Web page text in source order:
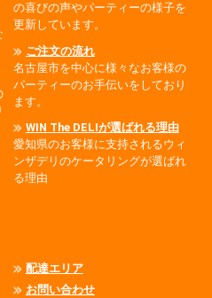
の喜びの声やパーティーの様子を
更新しています。
ご注文の流れ
名古屋市を中心に様々なお客様の
パーティーのお手伝いをしており
ます。
WIN The DELIが選ばれる理由
愛知県のお客様に支持されるウィ
ンザデリのケータリングが選ばれ
る理由
配達エリア
お問い合わせ